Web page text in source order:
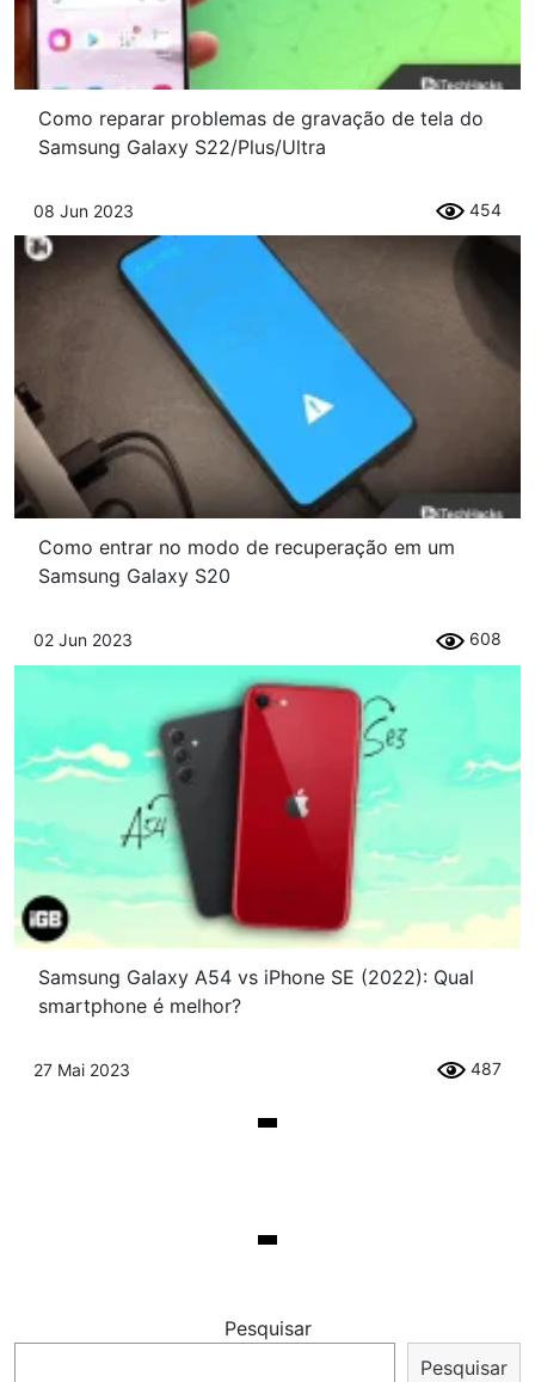
Como reparar problemas de gravação de tela do
Samsung Galaxy S22/Plus/Ultra
08 Jun 2023 454
Como entrar no modo de recuperação em um
Samsung Galaxy S20
02 Jun 2023 608
Samsung Galaxy A54 vs iPhone SE (2022): Qual
smartphone é melhor?
27 Mai 2023 487
Pesquisar
Pesquisar